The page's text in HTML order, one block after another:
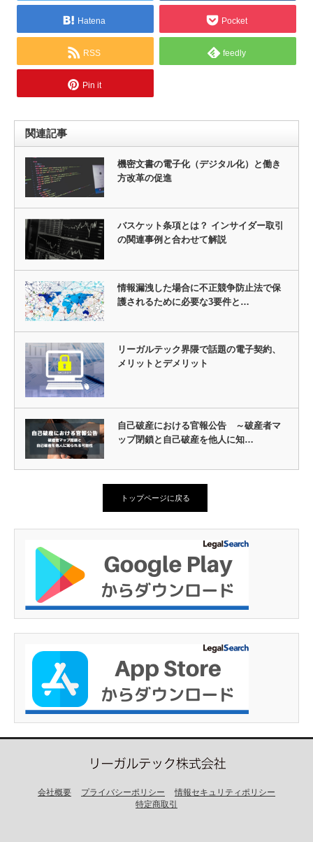
Hatena Pocket
RSS feedly
Pin it
関連記事
機密文書の電子化（デジタル化）と働き
方改革の促進
バスケット条項とは？ インサイダー取引
の関連事例と合わせて解説
情報漏洩した場合に不正競争防止法で保
護されるために必要な3要件と…
リーガルテック界隈で話題の電子契約、
メリットとデメリット
自己破産における官報公告 ～破産者マ
ップ閉鎖と自己破産を他人に知…
トップページに戻る
会社概要 プライバシーポリシー
情報セキュリティポリシー
特定商取引